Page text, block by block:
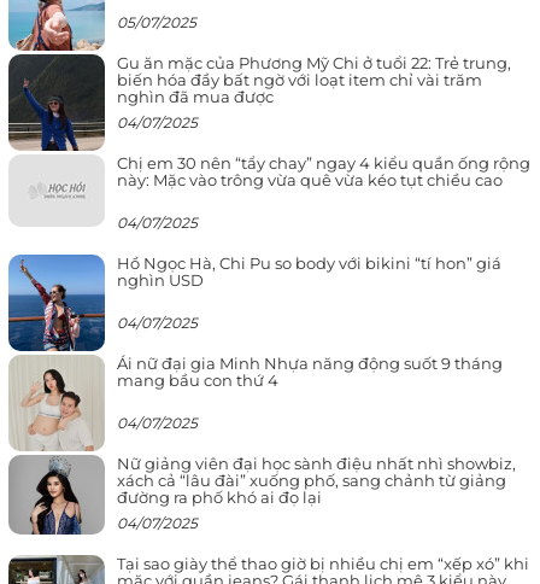
05/07/2025
Gu ăn mặc của Phương Mỹ Chi ở tuổi 22: Trẻ trung,
biến hóa đầy bất ngờ với loạt item chỉ vài trăm
nghìn đã mua được
04/07/2025
Chị em 30 nên “tẩy chay” ngay 4 kiểu quần ống rộng
này: Mặc vào trông vừa quê vừa kéo tụt chiều cao
04/07/2025
Hồ Ngọc Hà, Chi Pu so body với bikini “tí hon” giá
nghìn USD
04/07/2025
Ái nữ đại gia Minh Nhựa năng động suốt 9 tháng
mang bầu con thứ 4
04/07/2025
Nữ giảng viên đại học sành điệu nhất nhì showbiz,
xách cả “lâu đài” xuống phố, sang chảnh từ giảng
đường ra phố khó ai đọ lại
04/07/2025
Tại sao giày thể thao giờ bị nhiều chị em “xếp xó” khi
mặc với quần jeans? Gái thanh lịch mê 3 kiểu này